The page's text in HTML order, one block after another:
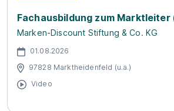
Fachausbildung zum Marktleiter
Marken-Discount Stiftung & Co. KG
01.08.2026
97828 Marktheidenfeld (u.a.)
Video